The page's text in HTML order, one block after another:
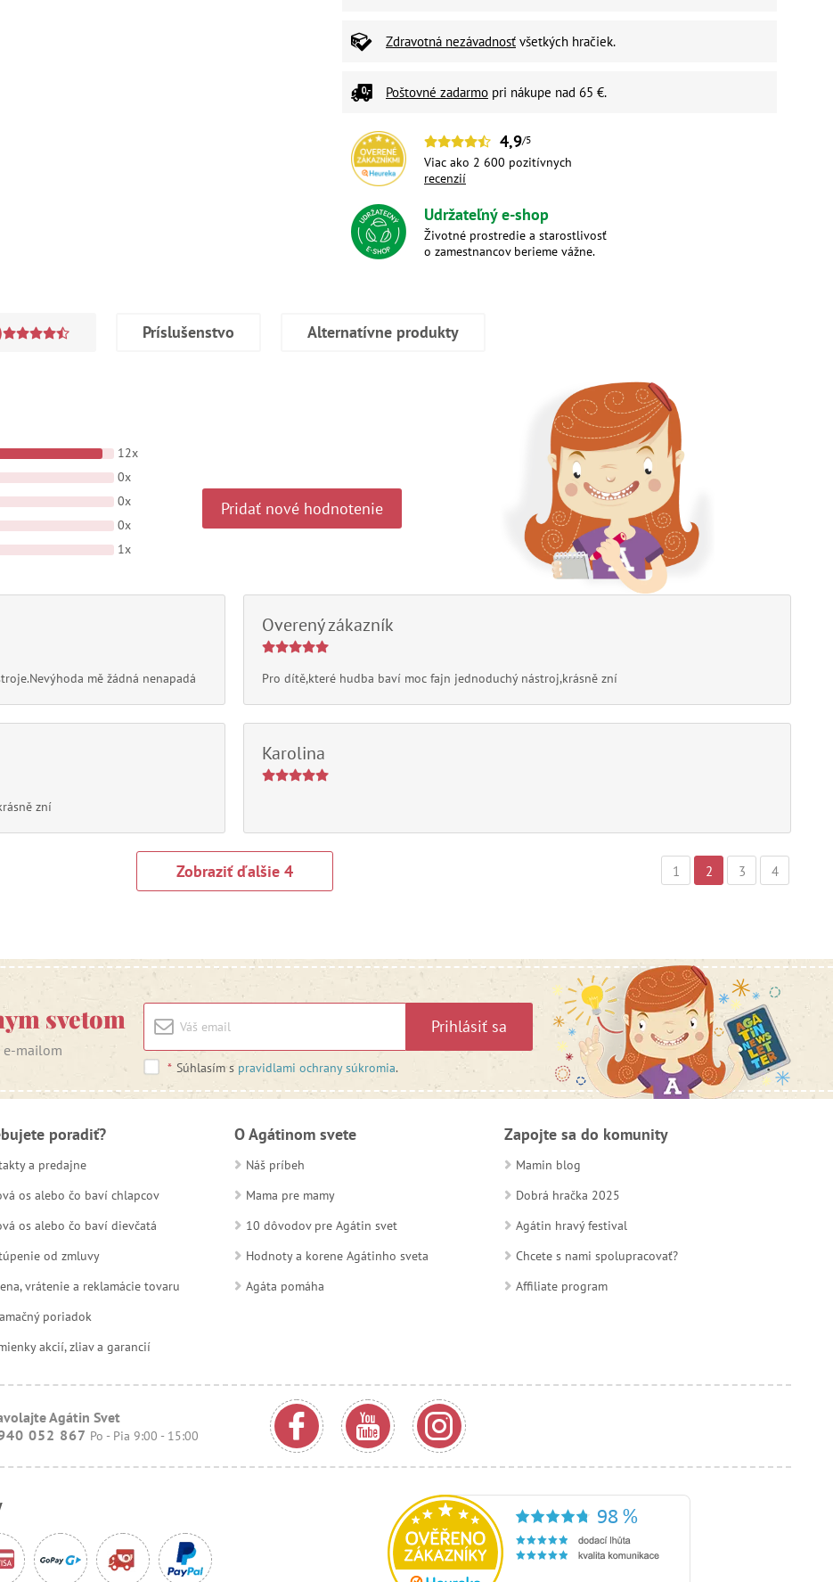
Zdravotná nezávadnosť všetkých hračiek.
Poštovné zadarmo pri nákupe nad 65 €.
4,9/5
Viac ako 2 600 pozitívnych
recenzií
Udržateľný e-shop
Životné prostredie a starostlivosť
o zamestnancov berieme vážne.
Príslušenstvo Alternatívne produkty
12x
0x
0x
0x
1x
Pridať nové hodnotenie
mě žádná nenapadá
Overený zákazník
Pro dítě,které hudba baví moc fajn jednoduchý nástroj,krásně zní
zní
Karolina
1 2 3 4
svetom
e-mailom
Prihlásiť sa
* Súhlasím s pravidlami ochrany súkromia.
poradiť?
a predajne
os alebo čo baví chlapcov
os alebo čo baví dievčatá
od zmluvy
vrátenie a reklamácie tovaru
poriadok
akcií, zliav a garancií
O Agátinom svete
Náš príbeh
Mama pre mamy
10 dôvodov pre Agátin svet
Hodnoty a korene Agátinho sveta
Agáta pomáha
Zapojte sa do komunity
Mamin blog
Dobrá hračka 2025
Agátin hravý festival
Chcete s nami spolupracovať?
Affiliate program
Agátin Svet
052 867 Po - Pia 9:00 - 15:00